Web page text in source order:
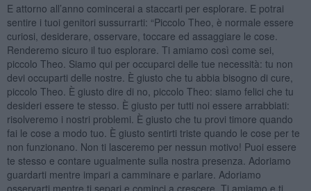
E attorno all’anno comincerai a staccarti per esplorare. E potrai
sentire i tuoi genitori sussurrarti: “Piccolo Theo, è normale essere
curiosi, desiderare, osservare, toccare ed assaggiare le cose.
Renderemo sicuro il tuo esplorare. Ti amiamo così come sei,
piccolo Theo. Siamo qui per occuparci delle tue necessità: tu non
devi occuparti delle nostre. È giusto che tu abbia bisogno di cure,
piccolo Theo. È giusto dire di no, piccolo Theo: siamo felici che tu
desideri essere te stesso. È giusto per tutti noi essere arrabbiati:
risolveremo i nostri problemi. È giusto che tu provi timore quando
fai le cose a modo tuo. È giusto sentirti triste quando le cose per te
non funzionano. Non ti lasceremo per nessun motivo! Puoi essere
te stesso e contare ugualmente sulla nostra presenza. Adoriamo
guardarti mentre impari a camminare e parlare. Adoriamo
osservarti mentre ti separi e cominci a crescere. Ti amiamo e ti